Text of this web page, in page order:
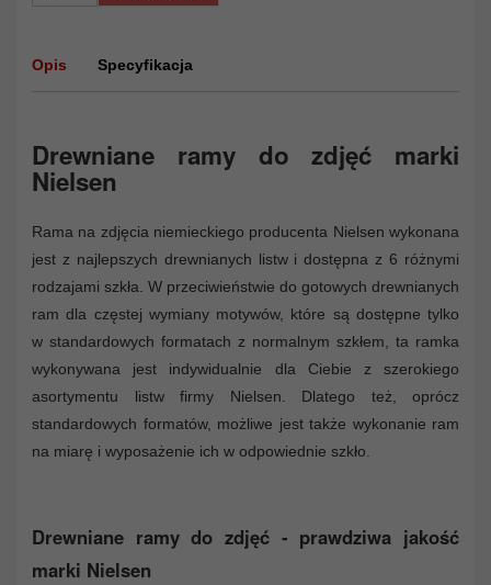
Opis Specyfikacja
Drewniane ramy do zdjęć marki
Nielsen
Rama na zdjęcia niemieckiego producenta Nielsen wykonana
jest z najlepszych drewnianych listw i dostępna z 6 różnymi
rodzajami szkła. W przeciwieństwie do gotowych drewnianych
ram dla częstej wymiany motywów, które są dostępne tylko
w standardowych formatach z normalnym szkłem, ta ramka
wykonywana jest indywidualnie dla Ciebie z szerokiego
asortymentu listw firmy Nielsen. Dlatego też, oprócz
standardowych formatów, możliwe jest także wykonanie ram
na miarę i wyposażenie ich w odpowiednie szkło.
Drewniane ramy do zdjęć - prawdziwa jakość
marki Nielsen